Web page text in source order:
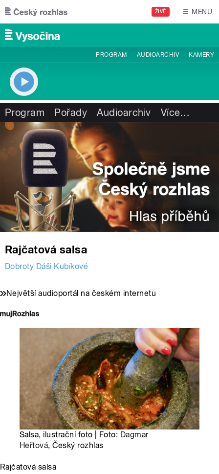
Přejít k hlavnímu obsahu
ŽIVĚ MENU
PROGRAM AUDIOARCHIV KAMERY
Program Pořady Audioarchiv Více…
Rajčatová salsa
Dobroty Dáši Kubíkové
Největší audioportál na českém internetu
Salsa, ilustrační foto | Foto: Dagmar
Heřtová, Český rozhlas
Rajčatová salsa